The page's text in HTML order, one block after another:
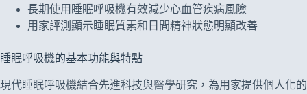
長期使用睡眠呼吸機有效減少心血管疾病風險
用家評測顯示睡眠質素和日間精神狀態明顯改善
睡眠呼吸機的基本功能與特點
現代睡眠呼吸機結合先進科技與醫學研究，為用家提供個人化的